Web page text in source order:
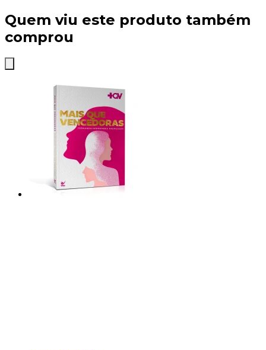
Quem viu este produto também
comprou